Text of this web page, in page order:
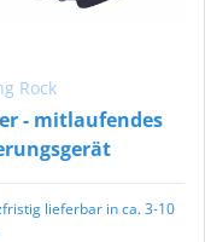
Rock
- mitlaufendes
lieferbar in ca. 3-10